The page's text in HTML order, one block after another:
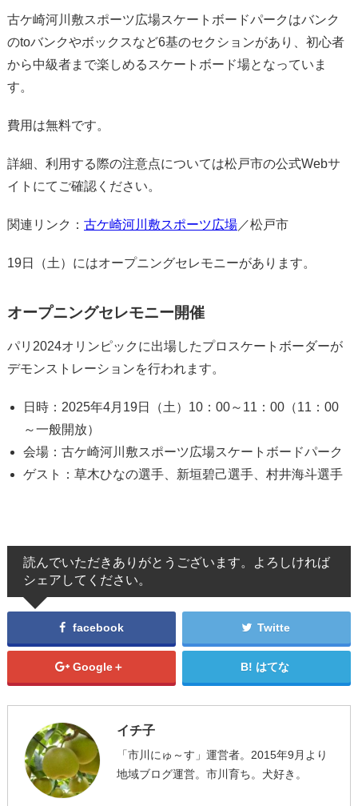
古ケ崎河川敷スポーツ広場スケートボードパークはバンク
のtoバンクやボックスなど6基のセクションがあり、初心者
から中級者まで楽しめるスケートボード場となっていま
す。
費用は無料です。
詳細、利用する際の注意点については松戸市の公式Webサ
イトにてご確認ください。
関連リンク： 古ケ崎河川敷スポーツ広場／松戸市
19日（土）にはオープニングセレモニーがあります。
オープニングセレモニー開催
パリ2024オリンピックに出場したプロスケートボーダーが
デモンストレーションを行われます。
日時：2025年4月19日（土）10：00～11：00（11：00
～一般開放）
会場：古ケ崎河川敷スポーツ広場スケートボードパーク
ゲスト：草木ひなの選手、新垣碧己選手、村井海斗選手
読んでいただきありがとうございます。よろしければ
シェアしてください。
facebook Twitte
Google＋ はてな
イチ子
「市川にゅ～す」運営者。2015年9月より
地域ブログ運営。市川育ち。犬好き。